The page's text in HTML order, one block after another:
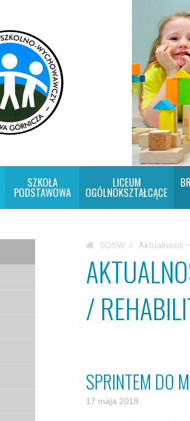
SZKOŁA
PODSTAWOWA
LICEUM
OGÓLNOKSZTAŁCĄCE
SOSW Aktualności –
/
SPRINTEM DO
17 maja 2019